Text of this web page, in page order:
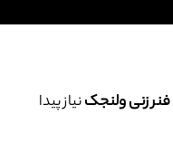
فنر زنی ولنجکنیاز پیدا